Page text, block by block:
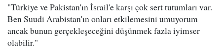
"Türkiye ve Pakistan'ın İsrail'e karşı çok sert tutumları var.
Ben Suudi Arabistan'ın onları etkilemesini umuyorum
ancak bunun gerçekleşeceğini düşünmek fazla iyimser
olabilir."